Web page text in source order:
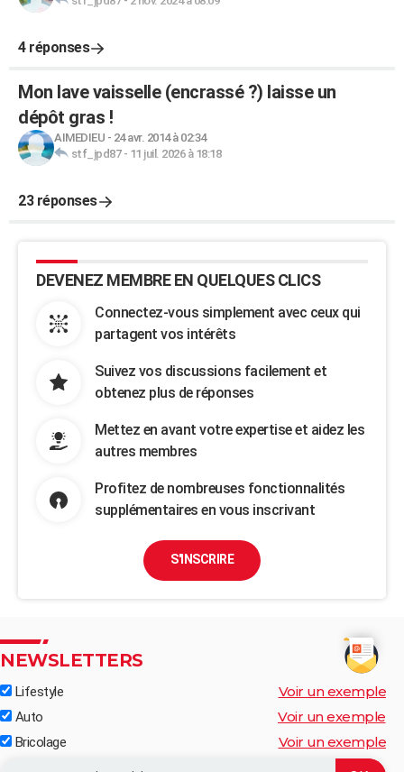
4 réponses
Mon lave vaisselle (encrassé ?) laisse un
dépôt gras !
AIMEDIEU - 24 avr. 2014 à 02:34
stf_jpd87- 11 juil. 2026 à 18:18
23 réponses
DEVENEZ MEMBRE EN QUELQUES CLICS
Connectez-vous simplement avec ceux qui
partagent vos intérêts
Suivez vos discussions facilement et
obtenez plus de réponses
Mettez en avant votre expertise et aidez les
autres membres
Profitez de nombreuses fonctionnalités
supplémentaires en vous inscrivant
S'INSCRIRE
NEWSLETTERS
Lifestyle Voir un exemple
Auto Voir un exemple
Bricolage Voir un exemple